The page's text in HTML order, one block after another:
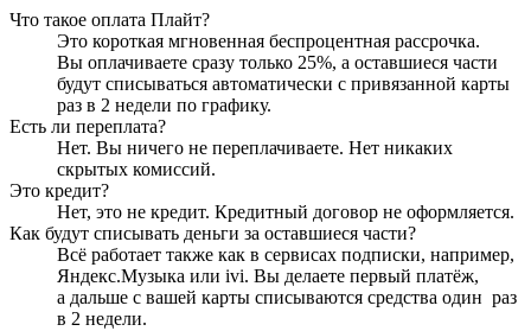
Что такое оплата Плайт?
Это короткая мгновенная беспроцентная рассрочка.
Вы оплачиваете сразу только 25%, а оставшиеся части
будут списываться автоматически с привязанной карты
раз в 2 недели по графику.
Есть ли переплата?
Нет. Вы ничего не переплачиваете. Нет никаких
скрытых комиссий.
Это кредит?
Нет, это не кредит. Кредитный договор не оформляется.
Как будут списывать деньги за оставшиеся части?
Всё работает также как в сервисах подписки, например,
Яндекс.Музыка или ivi. Вы делаете первый платёж,
а дальше с вашей карты списываются средства один раз
в 2 недели.